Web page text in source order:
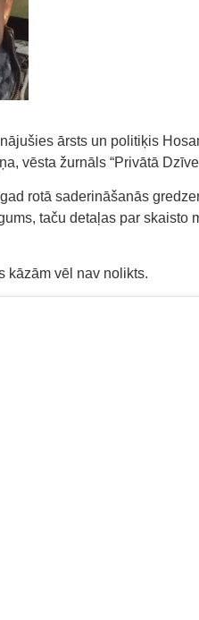
ārsts un politiķis
vēsta žurnāls “Privātā
rotā saderināšanās
taču detaļas par skaisto
kāzām vēl nav nolikts.